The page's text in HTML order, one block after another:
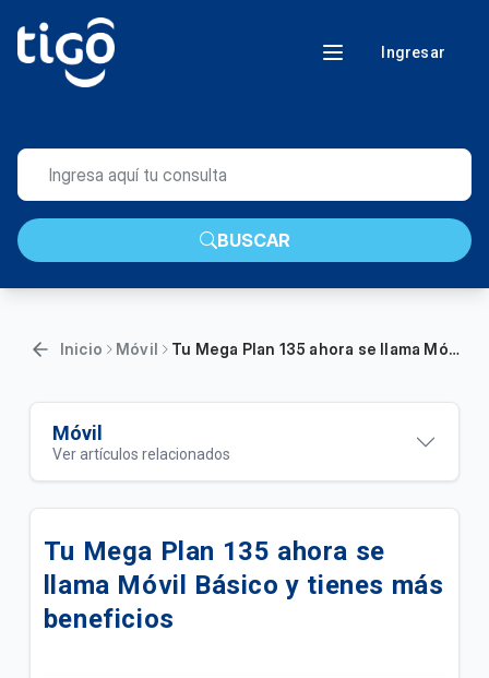
Ingresar
BUSCAR
Inicio Móvil Tu Mega Plan 135 ahora se llama Móvil Básico y tienes más beneficios
Móvil
Ver artículos relacionados
Tus Paquetigos Ilimitados ahora en SINTESIS
Ahora tu plan se llama Fácil Ote y disminuye la
tarifa a 149Bs
Ahora tu plan se llama Fácil On y disminuye la tarifa
Tu Mega Plan 135 ahora se
llama Móvil Básico y tienes más
beneficios